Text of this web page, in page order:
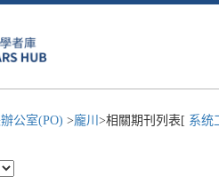
公室(PO) >龐川 >相關期刊列表[ 系统